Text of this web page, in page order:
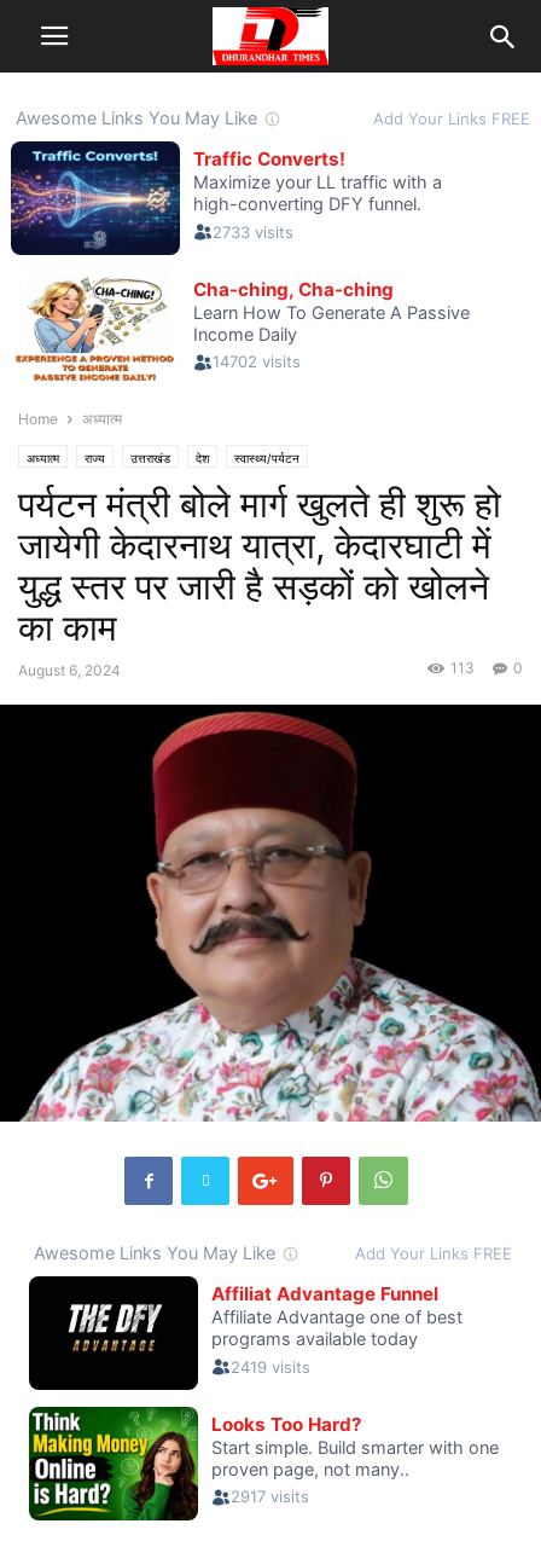
Home अध्यात्म
अध्यात्म राज्य उत्तराखंड देश स्वास्थ्य/पर्यटन
पर्यटन मंत्री बोले मार्ग खुलते ही शुरू हो
जायेगी केदारनाथ यात्रा, केदारघाटी में
युद्ध स्तर पर जारी है सड़कों को खोलने
का काम
August 6, 2024 0
113